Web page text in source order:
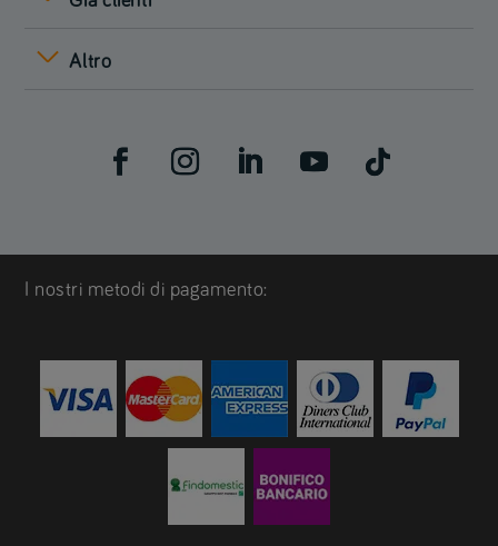
Altro
I nostri metodi di pagamento: